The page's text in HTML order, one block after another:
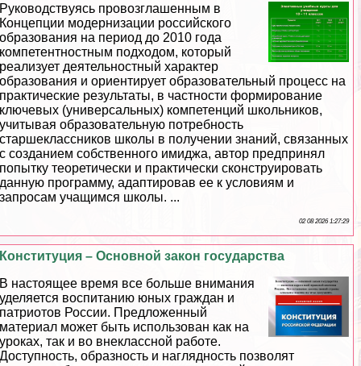
Руководствуясь провозглашенным в
Концепции модернизации российского
образования на период до 2010 года
компетентностным подходом, который
реализует деятельностный хаpaктер
образования и ориентирует образовательный процесс на
пpaктические результаты, в частности формирование
ключевых (универсальных) компетенций школьников,
учитывая образовательную потребность
старшеклассников школы в получении знаний, связанных
с созданием собственного имиджа, автор предпринял
попытку теоретически и пpaктически сконструировать
данную программу, адаптировав ее к условиям и
запросам учащимся школы. ...
02 08 2026 1:27:29
Конституция – Основной закон государства
В настоящее время все больше внимания
уделяется воспитанию юных граждан и
патриотов России. Предложенный
материал может быть использован как на
уроках, так и во внеклассной работе.
Доступность, образность и наглядность позволят